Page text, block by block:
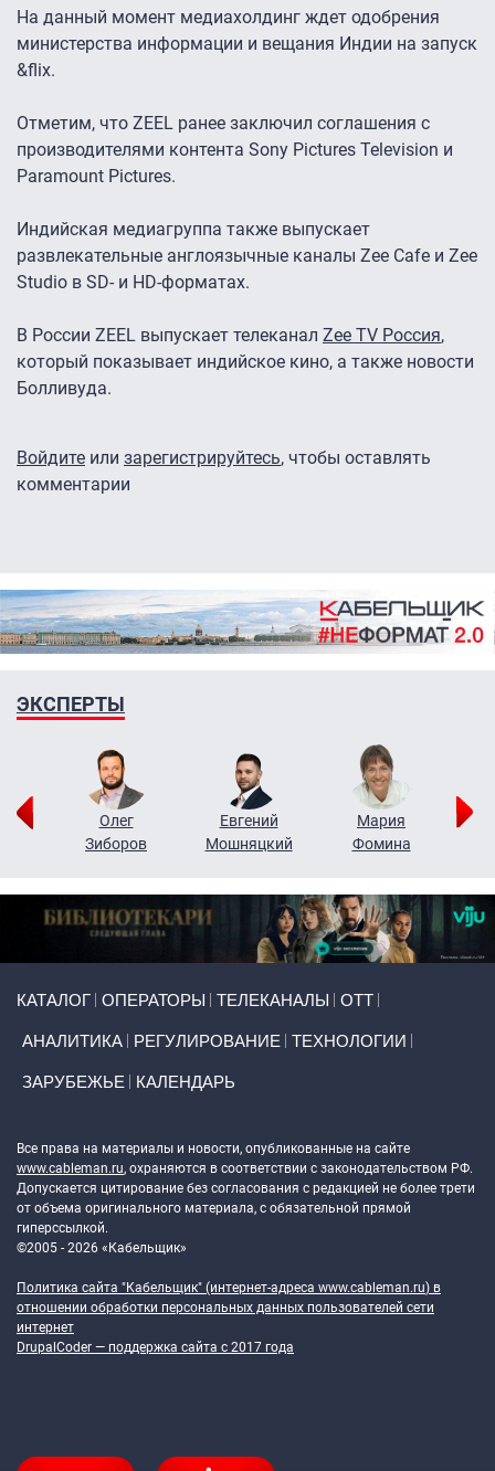
На данный момент медиахолдинг ждет одобрения
министерства информации и вещания Индии на запуск
&flix.
Отметим, что ZEEL ранее заключил соглашения с
производителями контента Sony Pictures Television и
Paramount Pictures.
Индийская медиагруппа также выпускает
развлекательные англоязычные каналы Zee Cafe и Zee
Studio в SD- и HD-форматах.
В России ZEEL выпускает телеканал Zee TV Россия,
который показывает индийское кино, а также новости
Болливуда.
Войдите или зарегистрируйтесь, чтобы оставлять
комментарии
ЭКСПЕРТЫ
Олег
Зиборов
Евгений
Мошняцкий
Мария
Фомина
КАТАЛОГ ОПЕРАТОРЫ ТЕЛЕКАНАЛЫ ОТТ
АНАЛИТИКА РЕГУЛИРОВАНИЕ ТЕХНОЛОГИИ
ЗАРУБЕЖЬЕ КАЛЕНДАРЬ
Все права на материалы и новости, опубликованные на сайте
www.cableman.ru, охраняются в соответствии с законодательством РФ.
Допускается цитирование без согласования с редакцией не более трети
от объема оригинального материала, с обязательной прямой
гиперссылкой.
©2005 - 2026 «Кабельщик»
Политика сайта "Кабельщик" (интернет-адреса www.cableman.ru) в
отношении обработки персональных данных пользователей сети
интернет
DrupalCoder — поддержка сайта c 2017 года